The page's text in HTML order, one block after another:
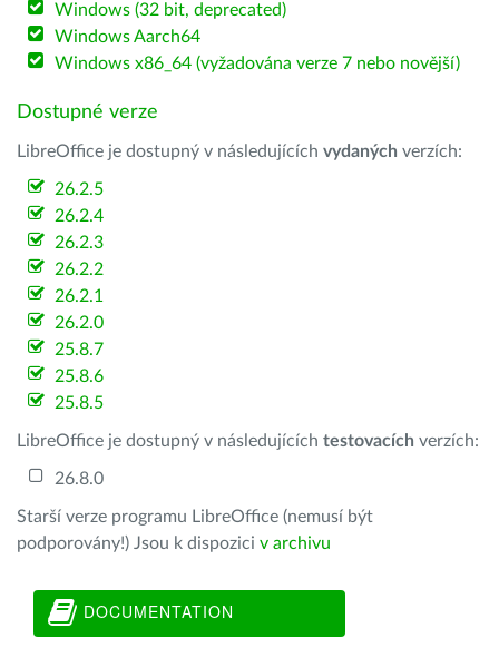
Windows (32 bit, deprecated)
Windows Aarch64
Windows x86_64 (vyžadována verze 7 nebo novější)
Dostupné verze
LibreOffice je dostupný v následujících vydaných verzích:
26.2.5
26.2.4
26.2.3
26.2.2
26.2.1
26.2.0
25.8.7
25.8.6
25.8.5
LibreOffice je dostupný v následujících testovacích verzích:
26.8.0
Starší verze programu LibreOffice (nemusí být
podporovány!) Jsou k dispozici v archivu
DOCUMENTATION